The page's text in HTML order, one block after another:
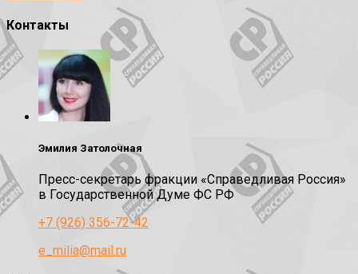
Контакты
Эмилия Затолочная
Пресс-секретарь фракции «Справедливая Россия»
в Государственной Думе ФС РФ
+7 (926) 356-72-42
e_milia@mail.ru